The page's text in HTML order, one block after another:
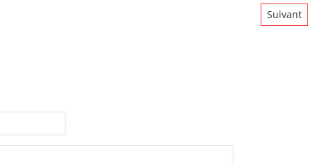
Suivant